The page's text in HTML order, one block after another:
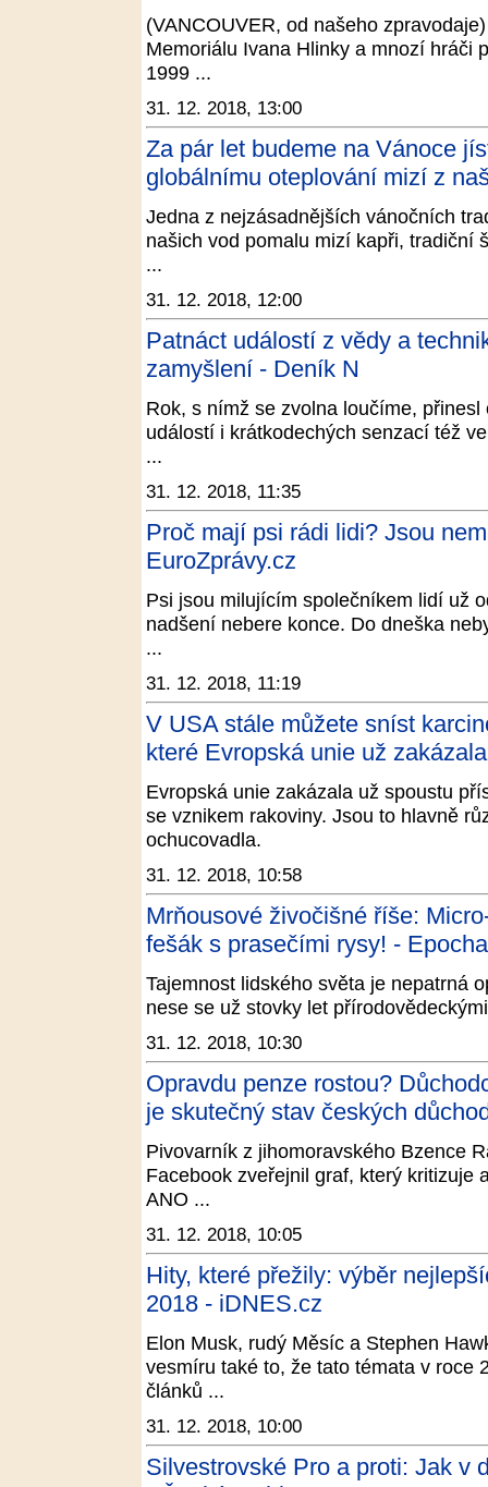
(VANCOUVER, od našeho
Memoriálu Ivana Hlinky a mnozí hráči
1999 ...
31. 12. 2018, 13:00
Za pár let budeme na Vánoce
globálnímu oteplování mizí z
Jedna z nejzásadnějších vánočních
našich vod pomalu mizí kapři, tradiční
...
31. 12. 2018, 12:00
Patnáct událostí z vědy a
zamyšlení - Deník N
Rok, s nímž se zvolna loučíme,
událostí i krátkodechých senzací též
...
31. 12. 2018, 11:35
Proč mají psi rádi lidi? Jsou
EuroZprávy.cz
Psi jsou milujícím společníkem lidí už
nadšení nebere konce. Do dneška
...
31. 12. 2018, 11:19
V USA stále můžete sníst
které Evropská unie už
Evropská unie zakázala už spoustu
se vznikem rakoviny. Jsou to hlavně
ochucovadla.
31. 12. 2018, 10:58
Mrňousové živočišné říše:
fešák s prasečími rysy! -
Tajemnost lidského světa je nepatrná
nese se už stovky let
31. 12. 2018, 10:30
Opravdu penze rostou?
je skutečný stav českých
Pivovarník z jihomoravského Bzence
Facebook zveřejnil graf, který kritizuje
ANO ...
31. 12. 2018, 10:05
Hity, které přežily: výběr
2018 - iDNES.cz
Elon Musk, rudý Měsíc a Stephen
vesmíru také to, že tato témata v roce
článků ...
31. 12. 2018, 10:00
Silvestrovské Pro a proti: Jak v